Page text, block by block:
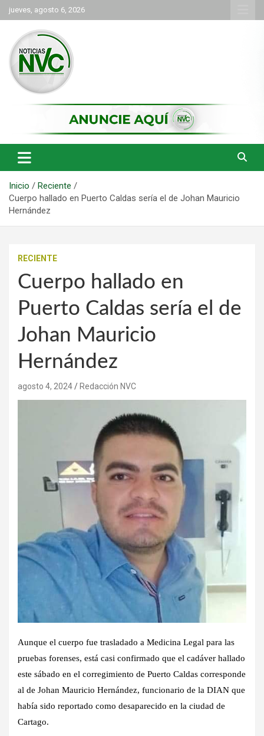
Saltar
al
contenido
jueves, agosto 6, 2026
NVC Noticias
Inicio
Reciente
Cuerpo hallado en Puerto Caldas sería el de Johan Mauricio
Hernández
RECIENTE
Cuerpo hallado en
Puerto Caldas sería el de
Johan Mauricio
Hernández
agosto 4, 2024 Redacción NVC
Aunque el cuerpo fue trasladado a Medicina Legal para las
pruebas forenses, está casi confirmado que el cadáver hallado
este sábado en el corregimiento de Puerto Caldas corresponde
al de Johan Mauricio Hernández, funcionario de la DIAN que
había sido reportado como desaparecido en la ciudad de
Cartago.